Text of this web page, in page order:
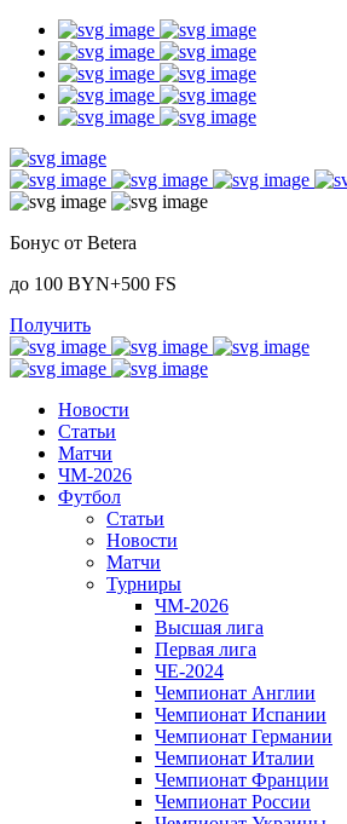
Бонус от Betera
до 100 BYN+500 FS
Получить
Новости
Статьи
Матчи
ЧМ-2026
Футбол
Статьи
Новости
Матчи
Турниры
ЧМ-2026
Высшая лига
Первая лига
ЧЕ-2024
Чемпионат Англии
Чемпионат Испании
Чемпионат Германии
Чемпионат Италии
Чемпионат Франции
Чемпионат России